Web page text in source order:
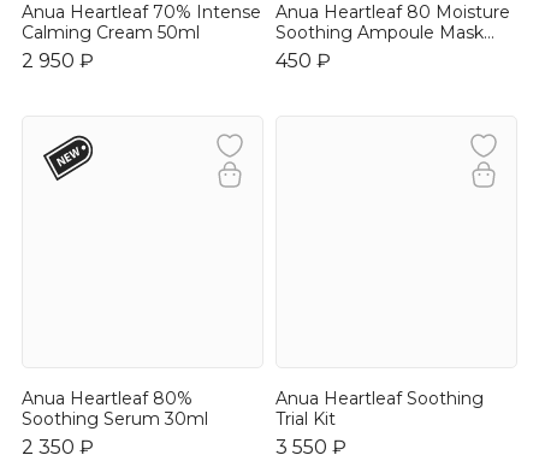
Anua Heartleaf 70% Intense
Calming Cream 50ml
2 950 ₽
Anua Heartleaf 80 Moisture
Soothing Ampoule Mask
27ml
450 ₽
Anua Heartleaf 80%
Soothing Serum 30ml
2 350 ₽
Anua Heartleaf Soothing
Trial Kit
3 550 ₽